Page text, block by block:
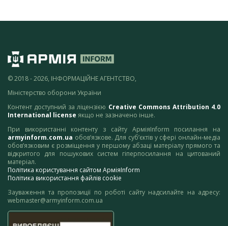
© 2018 - 2026, ІНФОРМАЦІЙНЕ АГЕНТСТВО,
Міністерство оборони України
Контент доступний за ліцензією Creative Commons Attribution 4.0
International license якщо не зазначено інше.
При використанні контенту з сайту АрміяInform посилання на
armyinform.com.ua обов’язкове. Для суб’єктів у сфері онлайн-медіа
обов’язковим є розміщення у першому абзаці матеріалу прямого та
відкритого для пошукових систем гіперпосилання на цитований
матеріал.
Політика користування сайтом АрміяInform
Політика використання файлів cookie
Зауваження та пропозиції по роботі сайту надсилайте на адресу:
webmaster@armyinform.com.ua